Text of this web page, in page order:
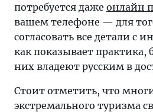
потребуется даже онлайн
вашем телефоне — для
согласовать все детали с
как показывает практика,
них владеют русским в
Стоит отметить, что
экстремального туризма